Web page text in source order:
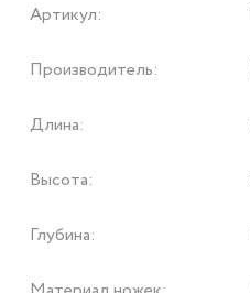
Артикул:
Производитель:
Длина:
Высота:
Глубина: